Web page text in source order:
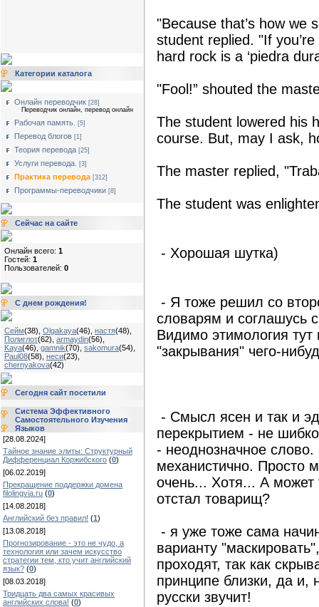
Категории каталога
Онлайн переводчик [28]
Переводчик онлайн, перевод онлайн
Рабочая память. [5]
Перевод блогов [1]
Теория перевода [25]
Услуги перевода. [3]
Практика перевода [312]
Программы-переводчики [8]
Сейчас на сайте
Онлайн всего: 1
Гостей: 1
Пользователей: 0
С днем рождения!
Сейм(38) Olgakaya(46) настя(48)
Полиглот(62) armaydin(56)
Kaya(46) gamnik(70) sakomura(54)
Paul08(58) неси(23)
chernyakova(42)
Сегодня сайт посетили
Система Эффективного
Самостоятельного Изучения
Языков
[28.08.2024]
Тайное знание элиты: Структурный
Дифференциал Коржибского (0)
[06.02.2019]
Прекращение поддержки домена
filolingvia.ru (0)
[14.08.2018]
Английский без правил! (1)
[13.08.2018]
Прогнозирование - это не чудо, а
технология или зачем искусство
стратегии тем, кто учит английский
язык? (0)
[08.03.2018]
Тридцать два самых красивых
английских слова! (0)
"Because that’s how we
student replied. "If you’re
hard rock is a ‘piedra
"Fool!” shouted the
The student lowered his
course. But, may I ask,
The master replied,
The student was
- Хорошая шутка)
- Я тоже решил со
словарям и соглашусь
Видимо этимология
"закрывания" чего-
- Смысл ясен и так и
перекрытием - не
- неоднозначное
механистично. Просто
очень... Хотя... А может
отстал товарищ?
- я уже тоже сама
варианту
проходят, так как
принципе близки, да
русски звучит!